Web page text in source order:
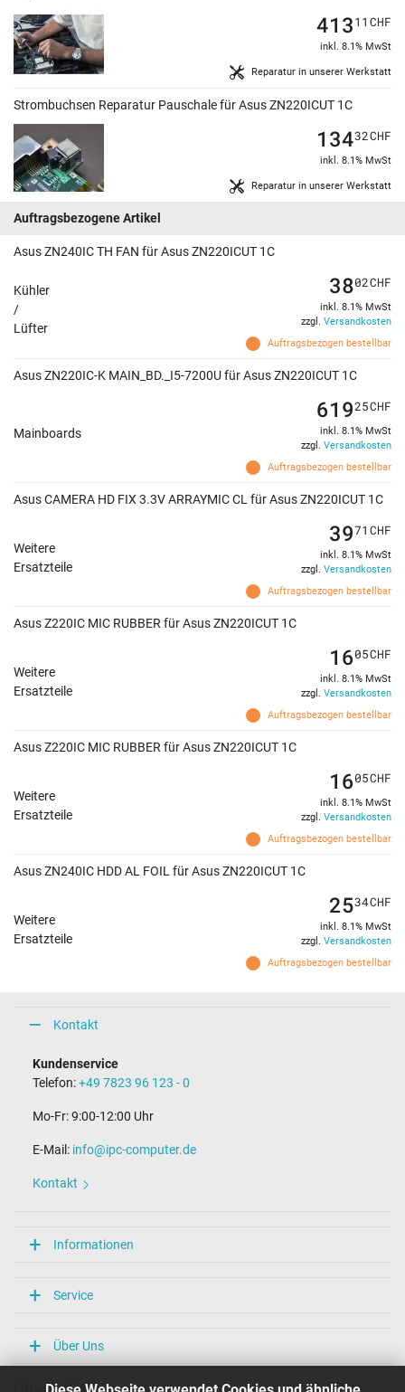
Reparatur in unserer Werkstatt
41311 CHF
inkl. 8.1% MwSt
Strombuchsen Reparatur Pauschale für Asus ZN220ICUT 1C
Reparatur in unserer Werkstatt
13432CHF
inkl. 8.1% MwSt
Auftragsbezogene Artikel
Asus ZN240IC TH FAN für Asus ZN220ICUT 1C
Kühler
/
Lüfter
Auftragsbezogen bestellbar
3802CHF
inkl. 8.1% MwSt
zzgl. Versandkosten
Asus ZN220IC-K MAIN_BD._I5-7200U für Asus ZN220ICUT 1C
Mainboards
Auftragsbezogen bestellbar
61925CHF
inkl. 8.1% MwSt
zzgl. Versandkosten
Asus CAMERA HD FIX 3.3V ARRAYMIC CL für Asus ZN220ICUT 1C
Weitere
Ersatzteile
Auftragsbezogen bestellbar
3971 CHF
inkl. 8.1% MwSt
zzgl. Versandkosten
Asus Z220IC MIC RUBBER für Asus ZN220ICUT 1C
Weitere
Ersatzteile
Auftragsbezogen bestellbar
1605CHF
inkl. 8.1% MwSt
zzgl. Versandkosten
Asus Z220IC MIC RUBBER für Asus ZN220ICUT 1C
Weitere
Ersatzteile
Auftragsbezogen bestellbar
1605CHF
inkl. 8.1% MwSt
zzgl. Versandkosten
Asus ZN240IC HDD AL FOIL für Asus ZN220ICUT 1C
Weitere
Ersatzteile
Auftragsbezogen bestellbar
2534CHF
inkl. 8.1% MwSt
zzgl. Versandkosten
Kontakt
Kundenservice
Telefon:+49 7823 96 123 - 0
Mo-Fr: 9:00-12:00 Uhr
E-Mail: info@ipc-computer.de
Kontakt
Informationen
Service
Über Uns